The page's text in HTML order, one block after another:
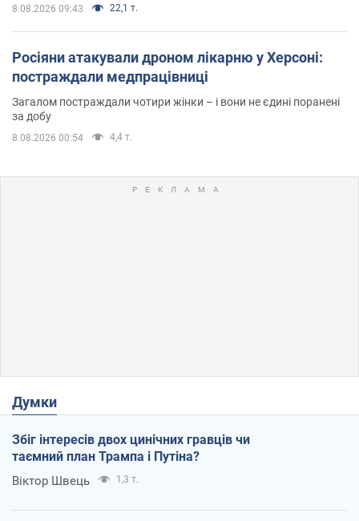
8.08.2026 09:43 22,1 т.
Росіяни атакували дроном лікарню у Херсоні:
постраждали медпрацівниці
Загалом постраждали чотири жінки – і вони не єдині поранені
за добу
8.08.2026 00:54 4,4 т.
Думки
Збіг інтересів двох цинічних гравців чи
таємний план Трампа і Путіна?
Віктор Швець 1,3 т.